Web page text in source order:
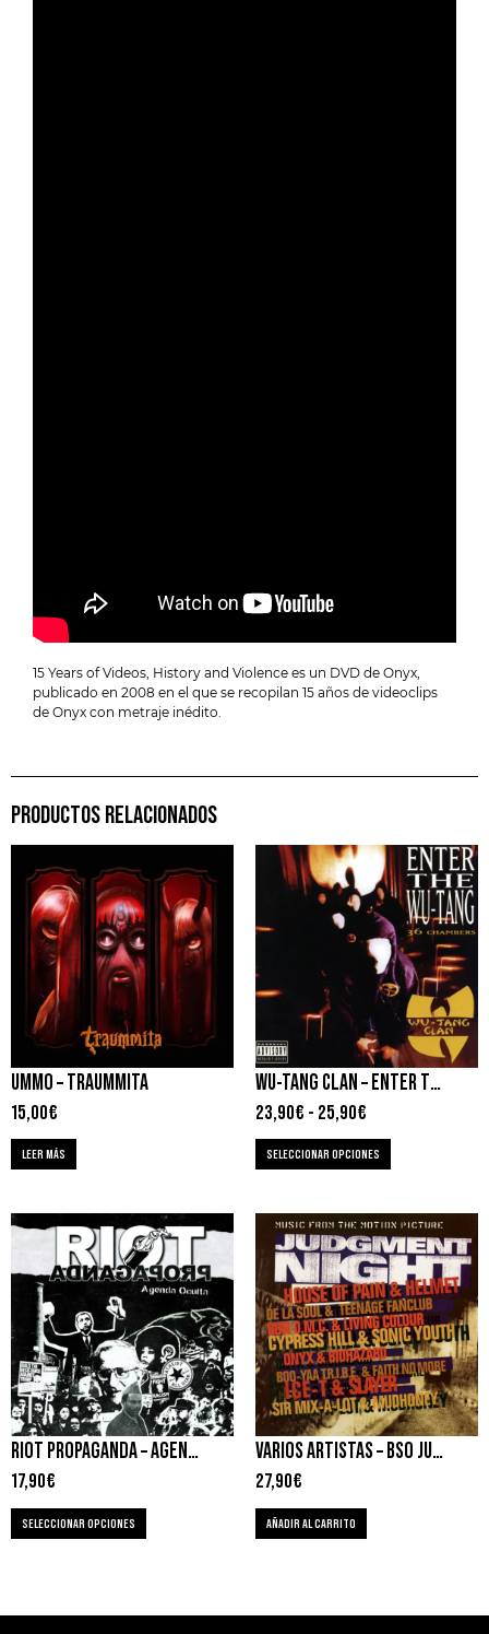
15 Years of Videos, History and Violence es un DVD de Onyx,
publicado en 2008 en el que se recopilan 15 años de videoclips
de Onyx con metraje inédito.
PRODUCTOS RELACIONADOS
UMMO – TRAUMMITA
15,00€
LEER MÁS
WU-TANG CLAN – ENTER THE WU-TANG (36 CHAMBERS)
23,90€ - 25,90€
SELECCIONAR OPCIONES
RIOT PROPAGANDA – AGENDA OCULTA
17,90€
SELECCIONAR OPCIONES
VARIOS ARTISTAS – BSO JUDGMENT NIGHT
27,90€
AÑADIR AL CARRITO